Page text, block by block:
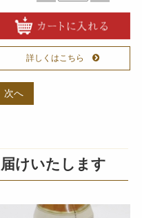
詳しくはこちら
次へ
けいたします